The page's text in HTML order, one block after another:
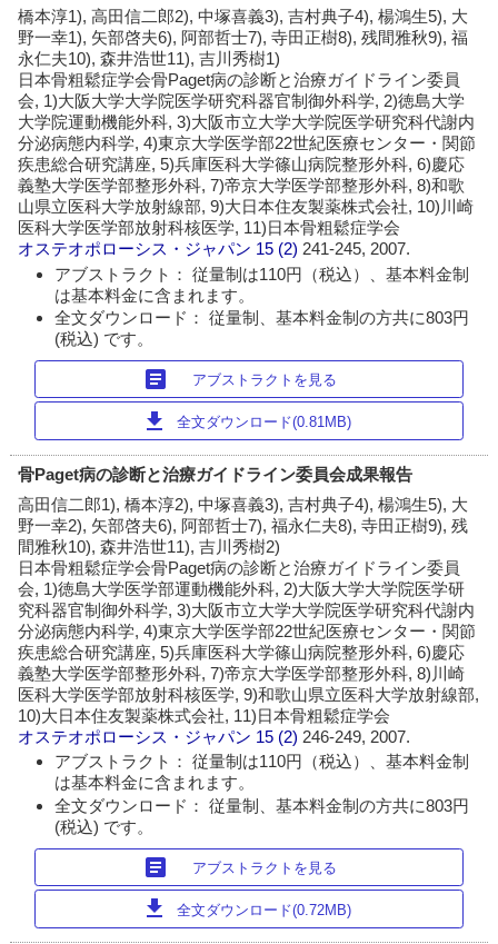
橋本淳1), 高田信二郎2), 中塚喜義3), 吉村典子4), 楊鴻生5), 大
野一幸1), 矢部啓夫6), 阿部哲士7), 寺田正樹8), 残間雅秋9), 福
永仁夫10), 森井浩世11), 吉川秀樹1)
日本骨粗鬆症学会骨Paget病の診断と治療ガイドライン委員
会, 1)大阪大学大学院医学研究科器官制御外科学, 2)徳島大学
大学院運動機能外科, 3)大阪市立大学大学院医学研究科代謝内
分泌病態内科学, 4)東京大学医学部22世紀医療センター・関節
疾患総合研究講座, 5)兵庫医科大学篠山病院整形外科, 6)慶応
義塾大学医学部整形外科, 7)帝京大学医学部整形外科, 8)和歌
山県立医科大学放射線部, 9)大日本住友製薬株式会社, 10)川崎
医科大学医学部放射科核医学, 11)日本骨粗鬆症学会
オステオポローシス・ジャパン 15 (2) 241-245, 2007.
アブストラクト： 従量制は110円（税込）、基本料金制
は基本料金に含まれます。
全文ダウンロード： 従量制、基本料金制の方共に803円
(税込) です。
article アブストラクトを見る
download 全文ダウンロード(0.81MB)
骨Paget病の診断と治療ガイドライン委員会成果報告
高田信二郎1), 橋本淳2), 中塚喜義3), 吉村典子4), 楊鴻生5), 大
野一幸2), 矢部啓夫6), 阿部哲士7), 福永仁夫8), 寺田正樹9), 残
間雅秋10), 森井浩世11), 吉川秀樹2)
日本骨粗鬆症学会骨Paget病の診断と治療ガイドライン委員
会, 1)徳島大学医学部運動機能外科, 2)大阪大学大学院医学研
究科器官制御外科学, 3)大阪市立大学大学院医学研究科代謝内
分泌病態内科学, 4)東京大学医学部22世紀医療センター・関節
疾患総合研究講座, 5)兵庫医科大学篠山病院整形外科, 6)慶応
義塾大学医学部整形外科, 7)帝京大学医学部整形外科, 8)川崎
医科大学医学部放射科核医学, 9)和歌山県立医科大学放射線部,
10)大日本住友製薬株式会社, 11)日本骨粗鬆症学会
オステオポローシス・ジャパン 15 (2) 246-249, 2007.
アブストラクト： 従量制は110円（税込）、基本料金制
は基本料金に含まれます。
全文ダウンロード： 従量制、基本料金制の方共に803円
(税込) です。
article アブストラクトを見る
download 全文ダウンロード(0.72MB)